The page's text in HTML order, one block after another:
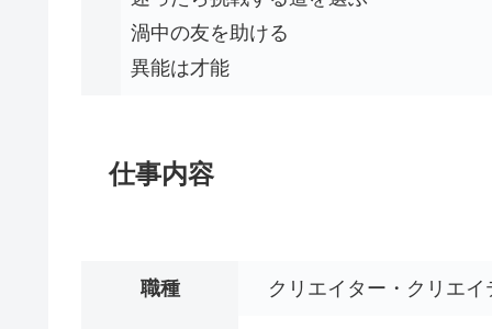
渦中の友を助ける
異能は才能
仕事内容
職種 クリエイター・クリエイ